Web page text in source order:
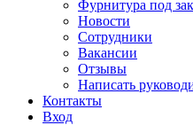
Фурнитура под
Новости
Сотрудники
Вакансии
Отзывы
Написать
Контакты
Вход